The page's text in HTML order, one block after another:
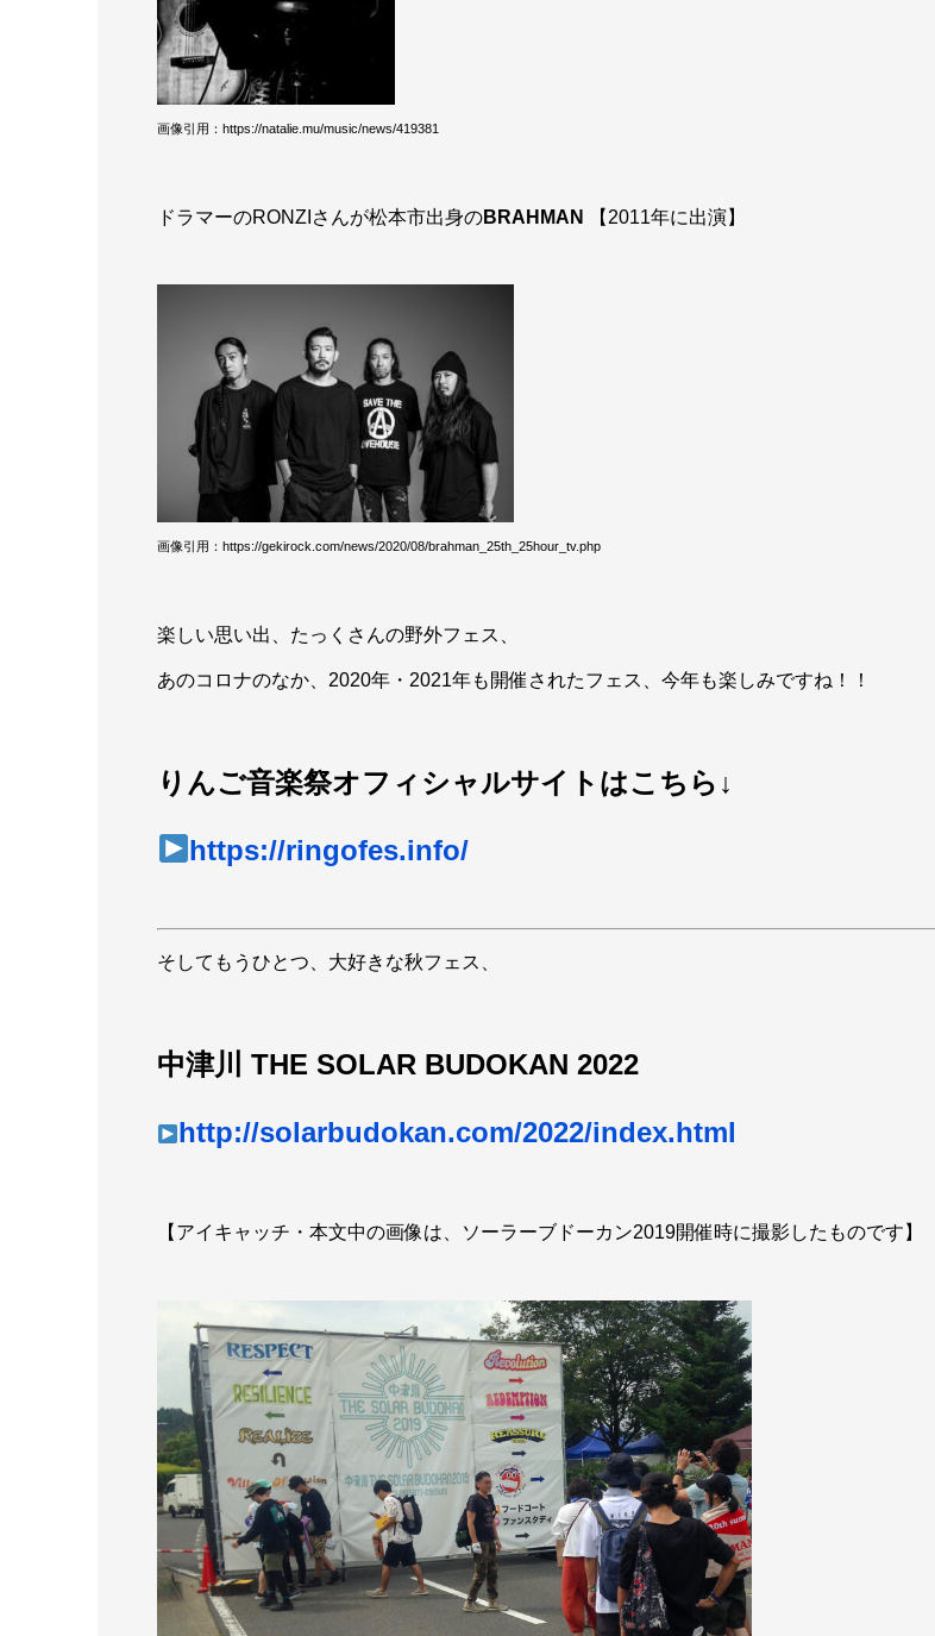
画像引用：https://natalie.mu/music/news/419381
ドラマーのRONZIさんが松本市出身のBRAHMAN 【2011年に出演】
画像引用：https://gekirock.com/news/2020/08/brahman_25th_25hour_tv.php
楽しい思い出、たっくさんの野外フェス、
あのコロナのなか、2020年・2021年も開催されたフェス、今年も楽しみですね！！
りんご音楽祭オフィシャルサイトはこちら↓
https://ringofes.info/
そしてもうひとつ、大好きな秋フェス、
中津川 THE SOLAR BUDOKAN 2022
http://solarbudokan.com/2022/index.html
【アイキャッチ・本文中の画像は、ソーラーブドーカン2019開催時に撮影したものです】